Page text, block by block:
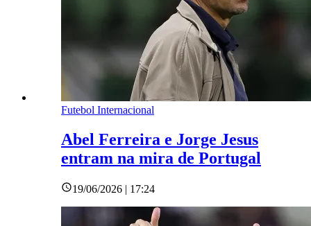
Futebol Internacional
Abel Ferreira e Jorge Jesus
entram na mira de Portugal
19/06/2026 | 17:24